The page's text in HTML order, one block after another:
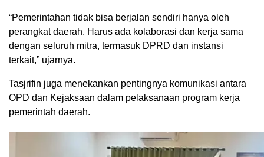
“Pemerintahan tidak bisa berjalan sendiri hanya oleh
perangkat daerah. Harus ada kolaborasi dan kerja sama
dengan seluruh mitra, termasuk DPRD dan instansi
terkait,” ujarnya.
Tasjrifin juga menekankan pentingnya komunikasi antara
OPD dan Kejaksaan dalam pelaksanaan program kerja
pemerintah daerah.